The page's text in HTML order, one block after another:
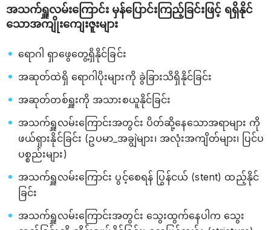
အသက်ရှူလမ်းကြောင်း မှန်ပြောင်းကြည့်ခြင်းဖြင့် ရရှိနိုင်
သောအကျိုးကျေးဇူးများ
ရောဂါ ရှာဖွေတွေ့ရှိနိုင်ခြင်း
အဆုတ်ထဲရှိ ရောဂါပိုးများကို ခွဲခြားသိရှိနိုင်ခြင်း
အဆုတ်တစ်ရှူးကို အသားစယူနိုင်ခြင်း
အသက်ရှူလမ်းကြောင်းအတွင်း ပိတ်ဆို့နေသောအရာများ ကို
ဖယ်ရှားနိုင်ခြင်း (ဥပမာ_အချွဲများ၊ အလုံးအကျိတ်များ၊ ပြင်ပ
ပစ္စည်းများ)
အသက်ရှူလမ်းကြောင်း ပွင့်စေရန် ပြွန်ငယ် (stent) ထည့်နိုင်
ခြင်း
အသက်ရှူလမ်းကြောင်းအတွင်း သွေးထွက်နေပါက သွေး